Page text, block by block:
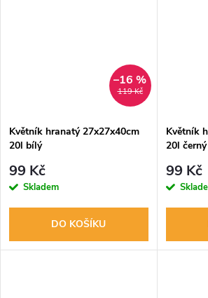
119 Kč
–16 %
Květník hranatý 27x27x40cm
20l bílý
99 Kč
Skladem
DO KOŠÍKU
Květník
20l černý
99 Kč